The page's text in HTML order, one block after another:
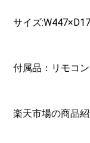
サイズ
付属品：リモコ
楽天市場の商品